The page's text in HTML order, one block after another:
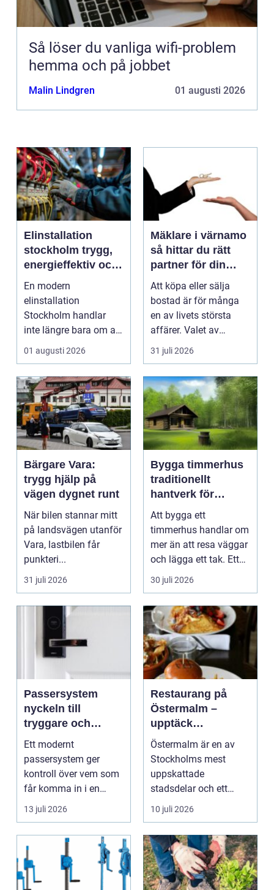
Så löser du vanliga wifi-problem
hemma och på jobbet
Malin Lindgren 01 augusti 2026
Elinstallation
stockholm trygg,
energieffektiv och
framtidssäker el i
företagslokaler
En modern
elinstallation
Stockholm handlar
inte längre bara om att
få belysning och uttag
på rätt pl...
01 augusti 2026
Mäklare i värnamo
så hittar du rätt
partner för din
bostadsaffär
Att köpa eller sälja
bostad är för många
en av livets största
affärer. Valet av
mäklare Värnamo
påve...
31 juli 2026
Bärgare Vara:
trygg hjälp på
vägen dygnet runt
När bilen stannar mitt
på landsvägen utanför
Vara, lastbilen får
punkteri...
31 juli 2026
Bygga timmerhus
traditionellt
hantverk för
moderna behov
Att bygga ett
timmerhus handlar om
mer än att resa väggar
och lägga ett tak. Ett
timmerhus är ett lå...
30 juli 2026
Passersystem
nyckeln till
tryggare och
smidigare tillträde
Ett modernt
passersystem ger
kontroll över vem som
får komma in i en
byggnad, när de får
komma in oc...
13 juli 2026
Restaurang på
Östermalm –
upptäck
matupplevelser i
en av Stockholms
mest attraktiva
stadsdelar
Östermalm är en av
Stockholms mest
uppskattade
stadsdelar och ett
självklart val f&ou...
10 juli 2026